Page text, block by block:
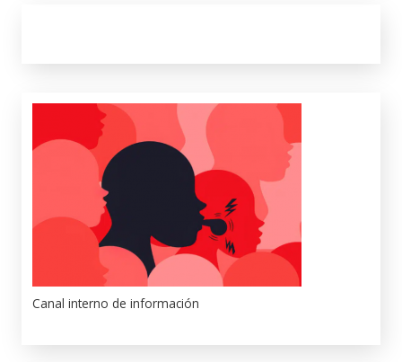
Canal interno de información